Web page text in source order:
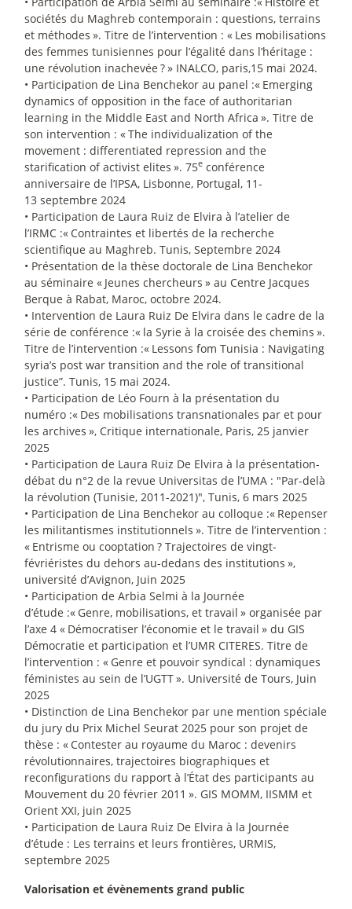
sociétés du Maghreb contemporain : questions, terrains
et méthodes ». Titre de l’intervention : « Les mobilisations
des femmes tunisiennes pour l’égalité dans l’héritage :
une révolution inachevée ?» INALCO, paris,15 mai 2024.
• Participation de Lina Benchekor au panel :« Emerging
dynamics of opposition in the face of authoritarian
learning in the Middle East and North Africa ». Titre de
son intervention : «The individualization of the
movement : differentiated repression and the
starification of activist elites ». 75e conférence
anniversaire de l’IPSA, Lisbonne, Portugal, 11-
13 septembre 2024
• Participation de Laura Ruiz de Elvira à l’atelier de
l’IRMC :« Contraintes et libertés de la recherche
scientifique au Maghreb. Tunis, Septembre 2024
• Présentation de la thèse doctorale de Lina Benchekor
au séminaire « Jeunes chercheurs » au Centre Jacques
Berque à Rabat, Maroc, octobre 2024.
• Intervention de Laura Ruiz De Elvira dans le cadre de la
série de conférence :« la Syrie à la croisée des chemins ».
Titre de l’intervention :« Lessons fom Tunisia : Navigating
syria’s post war transition and the role of transitional
justice”. Tunis, 15 mai 2024.
• Participation de Léo Fourn à la présentation du
numéro :« Des mobilisations transnationales par et pour
les archives », Critique internationale, Paris, 25 janvier
2025
• Participation de Laura Ruiz De Elvira à la présentation-
débat du n°2 de la revue Universitas de l’UMA : "Par-delà
la révolution (Tunisie, 2011-2021)", Tunis, 6 mars 2025
• Participation de Lina Benchekor au colloque :« Repenser
les militantismes institutionnels ». Titre de l’intervention :
« Entrisme ou cooptation ? Trajectoires de vingt-
févriéristes du dehors au-dedans des institutions »,
université d’Avignon, Juin 2025
• Participation de Arbia Selmi à la Journée
d’étude :« Genre, mobilisations, et travail » organisée par
l’axe 4 « Démocratiser l’économie et le travail » du GIS
Démocratie et participation et l’UMR CITERES. Titre de
l’intervention : « Genre et pouvoir syndical : dynamiques
féministes au sein de l’UGTT». Université de Tours, Juin
2025
• Distinction de Lina Benchekor par une mention spéciale
du jury du Prix Michel Seurat 2025 pour son projet de
thèse : « Contester au royaume du Maroc : devenirs
révolutionnaires, trajectoires biographiques et
reconfigurations du rapport à l’État des participants au
Mouvement du 20 février 2011 ». GIS MOMM, IISMM et
Orient XXI, juin 2025
• Participation de Laura Ruiz De Elvira à la Journée
d’étude : Les terrains et leurs frontières, URMIS,
septembre 2025
Valorisation et évènements grand public